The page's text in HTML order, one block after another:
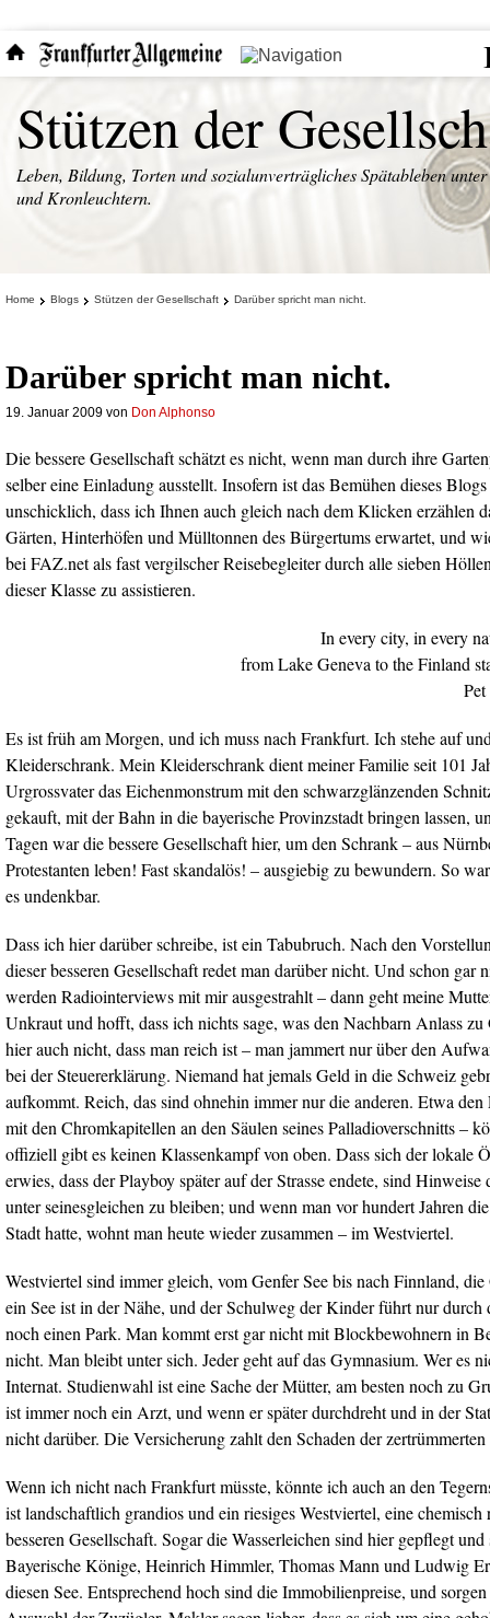
Stützen der
Leben, Bildung, Torten und sozialunverträgliches Spätableben unter
und Kronleuchtern.
Home Blogs Stützen der Gesellschaft Darüber spricht man nicht.
Darüber spricht man nicht.
19. Januar 2009 von Don Alphonso
Die bessere Gesellschaft schätzt es nicht, wenn man durch ihre
selber eine Einladung ausstellt. Insofern ist das Bemühen dieses
unschicklich, dass ich Ihnen auch gleich nach dem Klicken erzählen
Gärten, Hinterhöfen und Mülltonnen des Bürgertums erwartet, und
bei FAZ.net als fast vergilscher Reisebegleiter durch alle sieben
dieser Klasse zu assistieren.
In every city, in every
from Lake Geneva to the Finland
Es ist früh am Morgen, und ich muss nach Frankfurt. Ich stehe auf
Kleiderschrank. Mein Kleiderschrank dient meiner Familie seit 101
Urgrossvater das Eichenmonstrum mit den schwarzglänzenden
gekauft, mit der Bahn in die bayerische Provinzstadt bringen lassen,
Tagen war die bessere Gesellschaft hier, um den Schrank – aus
Protestanten leben! Fast skandalös! – ausgiebig zu bewundern. So
es undenkbar.
Dass ich hier darüber schreibe, ist ein Tabubruch. Nach den
dieser besseren Gesellschaft redet man darüber nicht. Und schon
werden Radiointerviews mit mir ausgestrahlt – dann geht meine
Unkraut und hofft, dass ich nichts sage, was den Nachbarn Anlass zu
hier auch nicht, dass man reich ist – man jammert nur über den
bei der Steuererklärung. Niemand hat jemals Geld in die Schweiz
aufkommt. Reich, das sind ohnehin immer nur die anderen. Etwa
mit den Chromkapitellen an den Säulen seines Palladioverschnitts –
offiziell gibt es keinen Klassenkampf von oben. Dass sich der lokale
erwies, dass der Playboy später auf der Strasse endete, sind Hinweise
unter seinesgleichen zu bleiben; und wenn man vor hundert Jahren
Stadt hatte, wohnt man heute wieder zusammen – im Westviertel.
Westviertel sind immer gleich, vom Genfer See bis nach Finnland,
ein See ist in der Nähe, und der Schulweg der Kinder führt nur
noch einen Park. Man kommt erst gar nicht mit Blockbewohnern in
nicht. Man bleibt unter sich. Jeder geht auf das Gymnasium. Wer es
Internat. Studienwahl ist eine Sache der Mütter, am besten noch zu
ist immer noch ein Arzt, und wenn er später durchdreht und in der
nicht darüber. Die Versicherung zahlt den Schaden der
Wenn ich nicht nach Frankfurt müsste, könnte ich auch an den
ist landschaftlich grandios und ein riesiges Westviertel, eine
besseren Gesellschaft. Sogar die Wasserleichen sind hier gepflegt
Bayerische Könige, Heinrich Himmler, Thomas Mann und Ludwig
diesen See. Entsprechend hoch sind die Immobilienpreise, und